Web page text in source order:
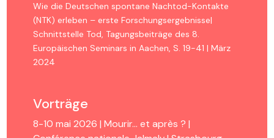
Wie die Deutschen spontane Nachtod-Kontakte
(NTK) erleben – erste Forschungsergebnisse|
Schnittstelle Tod, Tagungsbeiträge des 8.
Europäischen Seminars in Aachen, S. 19-41 | März
2024
Vorträge
8-10 mai 2026 | Mourir… et après ? |